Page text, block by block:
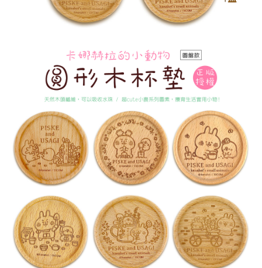
「AFTEE先享後付」，若未經同意申辦者引起之損失，本公司不負相關責
４．使用「AFTEE先享後付」時，將依據個別帳號之用戶狀況，依本公司即
５．嚴禁一人註冊多個帳號或使用他人資訊註冊。若發現惡意使用之情形，
恩沛科技股份有限公司將有權停止該用戶之使用額度並採取法律行動。